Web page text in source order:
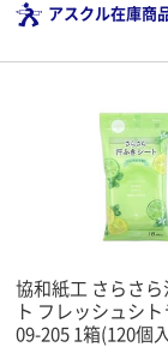
アスクル在庫商
協和紙工 さらさ
ト フレッシュシ
09-205 1箱(120個入